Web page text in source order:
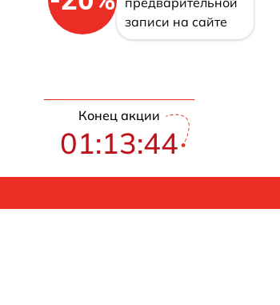
записи на сайте
Конец акции
01:13:43